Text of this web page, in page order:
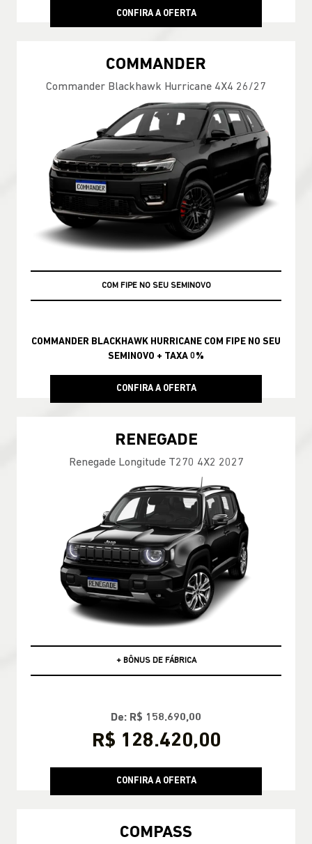
CONFIRA A OFERTA
COMMANDER
Commander Blackhawk Hurricane 4X4 26/27
COM FIPE NO SEU SEMINOVO
COMMANDER BLACKHAWK HURRICANE COM FIPE NO SEU
SEMINOVO + TAXA 0%
CONFIRA A OFERTA
RENEGADE
Renegade Longitude T270 4X2 2027
+ BÔNUS DE FÁBRICA
De: R$ 158.690,00
R$ 128.420,00
CONFIRA A OFERTA
COMPASS